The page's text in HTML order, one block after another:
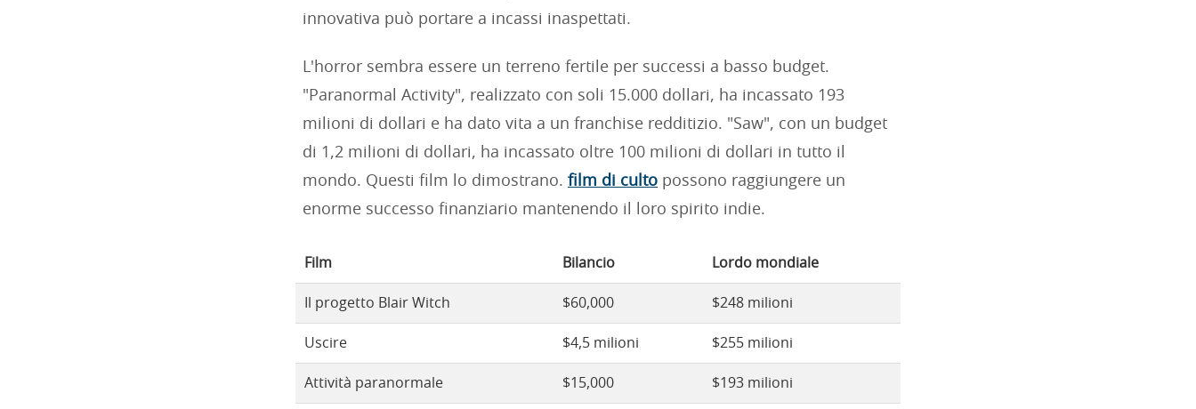
innovativa può portare a incassi inaspettati.
L'horror sembra essere un terreno fertile per successi a basso budget.
"Paranormal Activity", realizzato con soli 15.000 dollari, ha incassato 193
milioni di dollari e ha dato vita a un franchise redditizio. "Saw", con un budget
di 1,2 milioni di dollari, ha incassato oltre 100 milioni di dollari in tutto il
mondo. Questi film lo dimostrano. film di culto possono raggiungere un
enorme successo finanziario mantenendo il loro spirito indie.
Film Bilancio Lordo mondiale
Il progetto Blair Witch $60,000 $248 milioni
Uscire $4,5 milioni $255 milioni
Attività paranormale $15,000 $193 milioni